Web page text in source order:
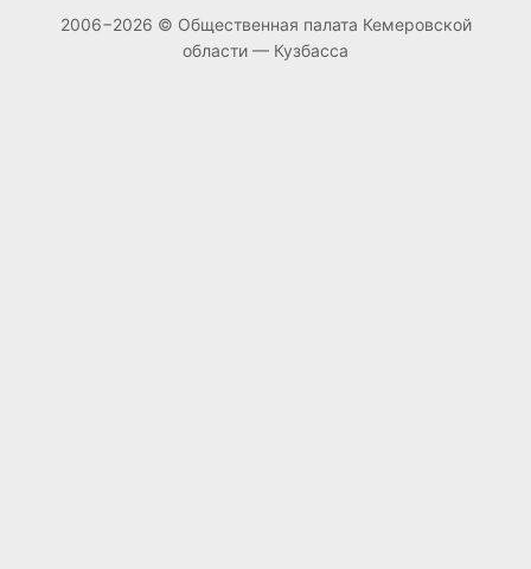
2006−2026 © Общественная палата Кемеровской
области — Кузбасса